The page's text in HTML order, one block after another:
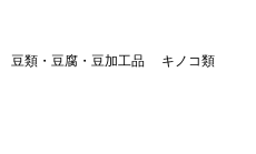
豆類・豆腐・豆加工品
キノコ類